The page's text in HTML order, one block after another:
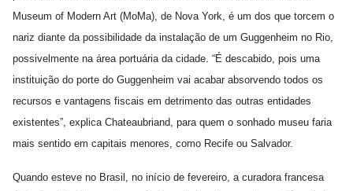
Museum of Modern Art (MoMa), de Nova York, é um dos que torcem o
nariz diante da possibilidade da instalação de um Guggenheim no Rio,
possivelmente na área portuária da cidade. “É descabido, pois uma
instituição do porte do Guggenheim vai acabar absorvendo todos os
recursos e vantagens fiscais em detrimento das outras entidades
existentes”, explica Chateaubriand, para quem o sonhado museu faria
mais sentido em capitais menores, como Recife ou Salvador.
Quando esteve no Brasil, no início de fevereiro, a curadora francesa